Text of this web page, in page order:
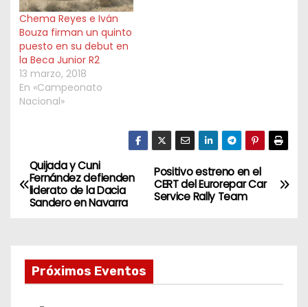
Chema Reyes e Iván
Bouza firman un quinto
puesto en su debut en
la Beca Junior R2
13 marzo, 2018
En «Campeonato
Nacional»
N
a
e
g
Positivo estreno en el
CERT del Eurorepar Car
Service Rally Team
Quijada y Cuni
Fernández defienden
liderato de la Dacia
Sandero en Navarra
Próximos Eventos